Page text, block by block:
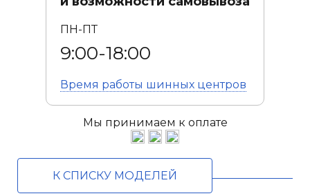
ПН-ПТ
9:00-18:00
Время работы шинных центров
Мы принимаем к оплате
К СПИСКУ МОДЕЛЕЙ